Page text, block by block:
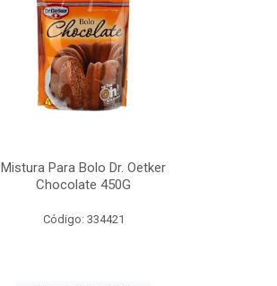
Mistura Para Bolo Dr. Oetker
Chocolate 450G
Código: 334421